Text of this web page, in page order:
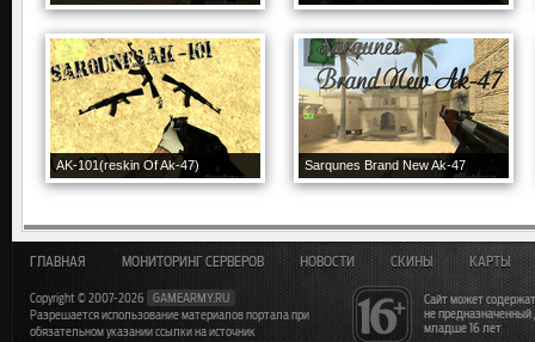
AK-101(reskin Of Ak-47) Sarqunes Brand New Ak-47
Сайт может
не
младше 16 лет
ГЛАВНАЯ МОНИТОРИНГ СЕРВЕРОВ НОВОСТИ СКИНЫ КАРТЫ
Copyright © 2007-2026
GAMEARMY.RU
Разрешается использование материалов портала при
обязательном указании ссылки на источник